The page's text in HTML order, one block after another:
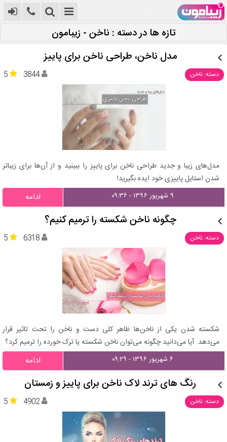
تازه ها در دسته : ناخن - زیبامون
مدل ناخن، طراحی ناخن برای پاییز
دسته: ناخن 5 3844
مدل‌های زیبا و جدید طراحی ناخن برای پاییز را ببینید و از آن‌ها برای زیباتر
شدن استایل پاییزی خود ایده بگیرید!
۹ شهریور ۱۳۹۶ - ۰۹:۳۶ ادامه
چگونه ناخن شکسته را ترمیم کنیم؟
دسته: ناخن 5 6318
شکسته شدن یکی از ناخن‌ها ظاهر کلی دست و ناخن را تحت تاثیر قرار
می‌دهد. آیا می‌دانید چگونه می‌توان ناخن شکسته یا ترک خورده را ترمیم کرد؟
۶ شهریور ۱۳۹۶ - ۰۹:۲۹ ادامه
رنگ های ترند لاک ناخن برای پاییز و زمستان
دسته: ناخن 5 4902